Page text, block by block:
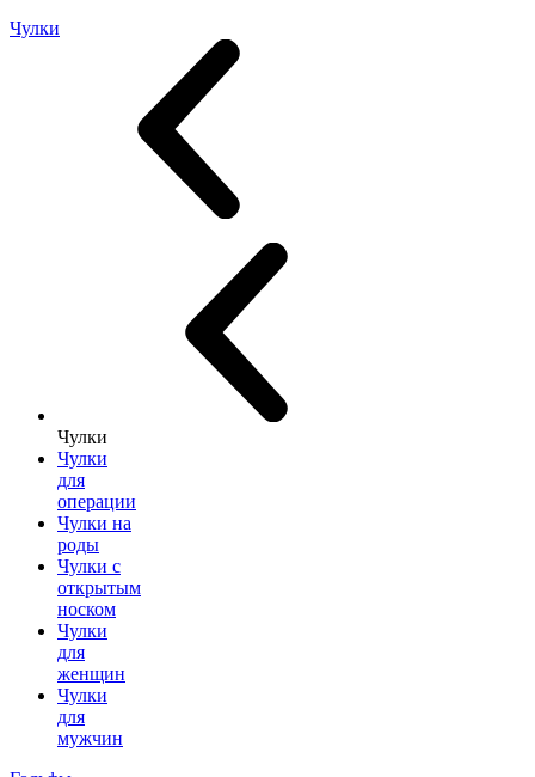
Чулки
Чулки
Чулки
для
операции
Чулки на
роды
Чулки с
открытым
носком
Чулки
для
женщин
Чулки
для
мужчин